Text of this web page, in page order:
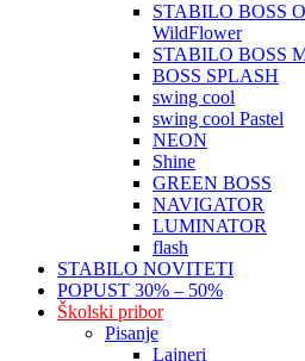
STABILO BOSS
WildFlower
STABILO BOSS
BOSS SPLASH
swing cool
swing cool Pastel
NEON
Shine
GREEN BOSS
NAVIGATOR
LUMINATOR
flash
STABILO NOVITETI
POPUST 30% – 50%
Školski pribor
Pisanje
Lajneri